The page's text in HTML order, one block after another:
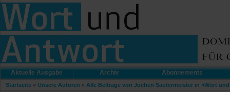
Aktuelle Ausgabe Archiv Abonnements
Startseite » Unsere Autoren » Alle Beiträge von Jochen Sautermeister in »Wort